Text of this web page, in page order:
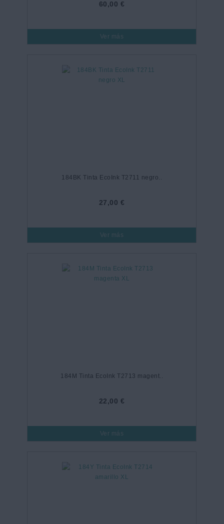
60,00 €
Ver más
184BK Tinta EcoInk T2711 negro..
27,00 €
Ver más
184M Tinta EcoInk T2713 magent..
22,00 €
Ver más